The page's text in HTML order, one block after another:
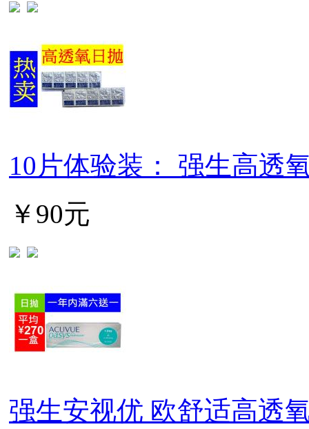
10片体验装： 强生高透
￥90元
强生安视优 欧舒适高透